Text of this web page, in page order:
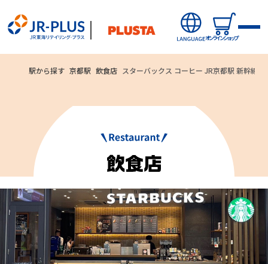
オンラインショップ
キャンペーン・ニュース
駅から探す(店舗・商品等)
オンラインショップから探す
駅ナカみやげやこだわりの鉄道グッズ、オンライン限定商品な
どを取り揃えたサイトです。
JR東海MARKET
自社ECサイト
楽天市場
auPayマーケット
駅から探す 京都駅 飲食店 スターバックス コーヒー JR京都駅 新幹線中
ご利用いただ
ける
お支払方法
クレジットカード